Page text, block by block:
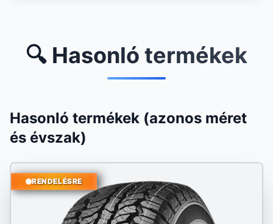
🔍 Hasonló termékek
Hasonló termékek (azonos méret
és évszak)
RENDELÉSRE